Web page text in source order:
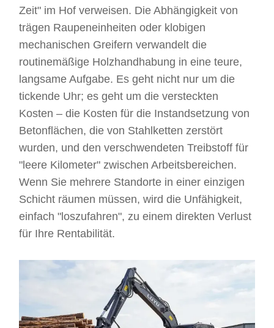
Zeit" im Hof verweisen. Die Abhängigkeit von
trägen Raupeneinheiten oder klobigen
mechanischen Greifern verwandelt die
routinemäßige Holzhandhabung in eine teure,
langsame Aufgabe. Es geht nicht nur um die
tickende Uhr; es geht um die versteckten
Kosten – die Kosten für die Instandsetzung von
Betonflächen, die von Stahlketten zerstört
wurden, und den verschwendeten Treibstoff für
"leere Kilometer" zwischen Arbeitsbereichen.
Wenn Sie mehrere Standorte in einer einzigen
Schicht räumen müssen, wird die Unfähigkeit,
einfach "loszufahren", zu einem direkten Verlust
für Ihre Rentabilität.